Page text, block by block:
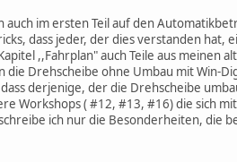
auch im ersten Teil auf den
dass jeder, der dies verstanden hat,
,,Fahrplan" auch Teile aus meinen
Drehscheibe ohne Umbau mit Win-
derjenige, der die Drehscheibe
Workshops ( #12, #13, #16) die sich
ich nur die Besonderheiten, die